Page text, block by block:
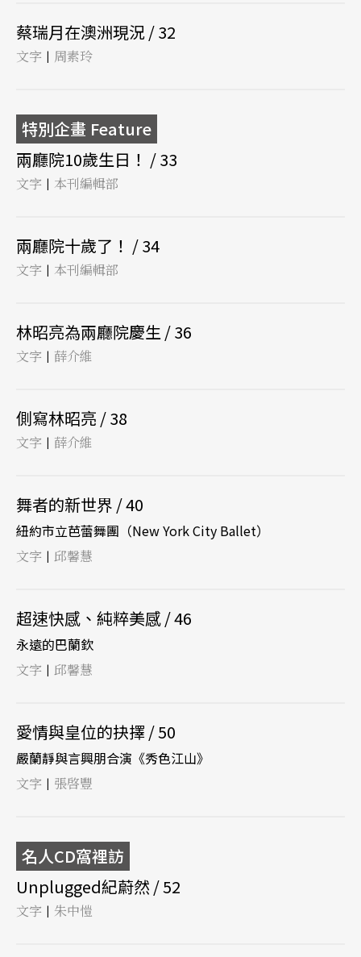
蔡瑞月在澳洲現況 / 32
文字 | 周素玲
特別企畫 Feature
兩廳院10歲生日！ / 33
文字 | 本刊編輯部
兩廳院十歲了！ / 34
文字 | 本刊編輯部
林昭亮為兩廳院慶生 / 36
文字 | 薛介維
側寫林昭亮 / 38
文字 | 薛介維
舞者的新世界 / 40
紐約市立芭蕾舞團（New York City Ballet）
文字 | 邱馨慧
超速快感、純粹美感 / 46
永遠的巴蘭欽
文字 | 邱馨慧
愛情與皇位的抉擇 / 50
嚴蘭靜與言興朋合演《秀色江山》
文字 | 張啓豐
名人CD窩裡訪
Unplugged紀蔚然 / 52
文字 | 朱中愷